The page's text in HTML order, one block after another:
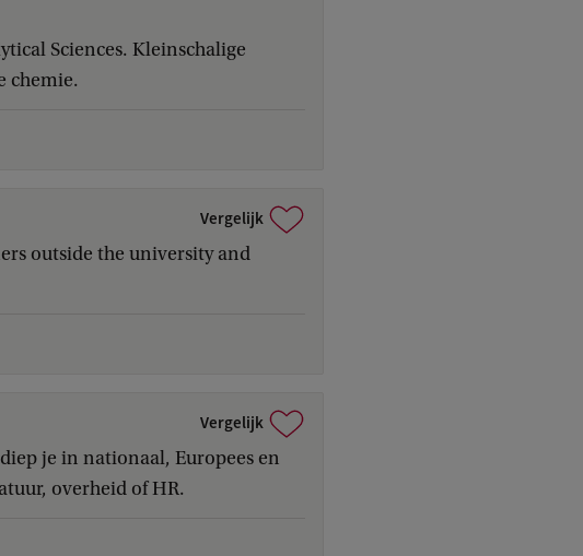
Sciences. Kleinschalige
chemie.
Vergelijk
outside the university and
Vergelijk
je in nationaal, Europees en
overheid of HR.